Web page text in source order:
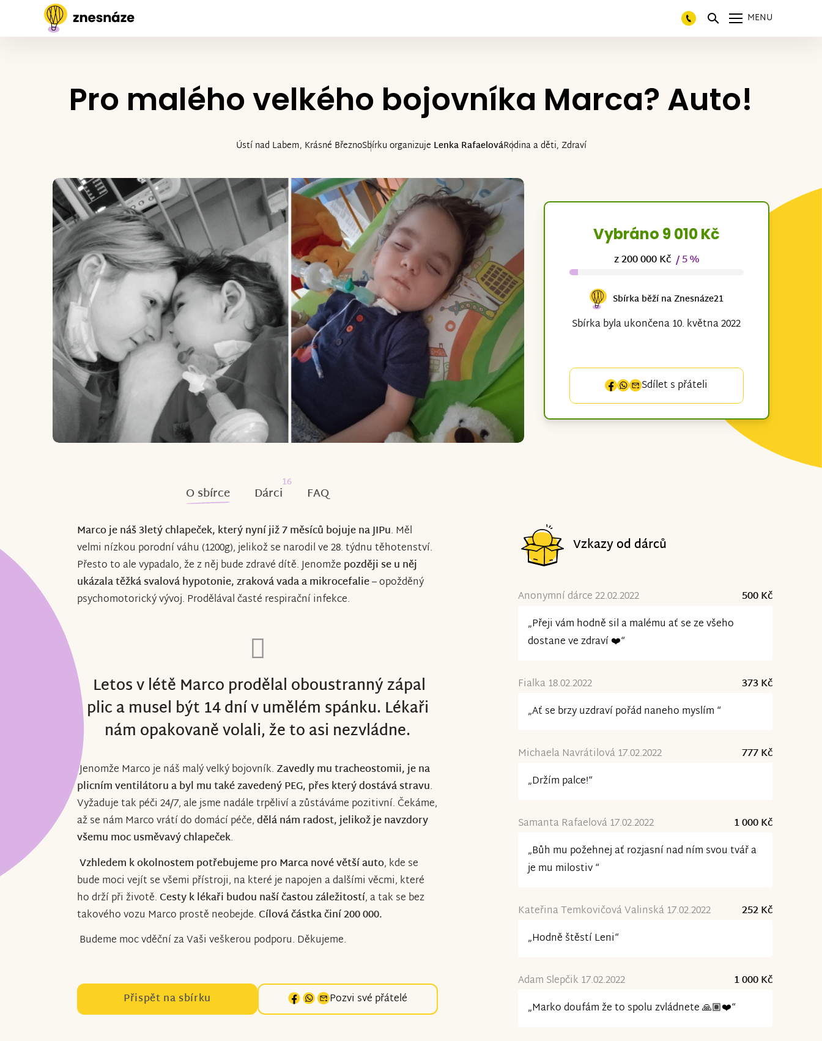
MENU
Pro malého velkého bojovníka Marca? Auto!
Ústí nad Labem, Krásné BřeznoSbírku organizuje Lenka RafaelováRodina a děti, Zdraví
Vybráno 9 010 Kč
z 200 000 Kč / 5 %
Sbírka běží na Znesnáze21
Sbírka byla ukončena 10. května 2022
Sdílet s přáteli
O sbírce Dárci
16
FAQ
Marco je náš 3letý chlapeček, který nyní již 7 měsíců bojuje na JIPu. Měl
velmi nízkou porodní váhu (1200g), jelikož se narodil ve 28. týdnu těhotenství.
Přesto to ale vypadalo, že z něj bude zdravé dítě. Jenomže později se u něj
ukázala těžká svalová hypotonie, zraková vada a mikrocefalie– opožděný
psychomotorický vývoj. Prodělával časté respirační infekce.
Letos v létě Marco prodělal oboustranný zápal
plic a musel být 14 dní v umělém spánku. Lékaři
nám opakovaně volali, že to asi nezvládne.
Jenomže Marco je náš malý velký bojovník. Zavedly mu tracheostomii, je na
plicním ventilátoru a byl mu také zavedený PEG, přes který dostává stravu.
Vyžaduje tak péči 24/7, ale jsme nadále trpěliví a zůstáváme pozitivní. Čekáme,
až se nám Marco vrátí do domácí péče,dělá nám radost, jelikož je navzdory
všemu mocusměvavý chlapeček.
Vzhledem k okolnostem potřebujeme pro Marca nové větší auto, kde se
bude moci vejít se všemi přístroji, na které je napojen a dalšími věcmi, které
ho drží při životě.Cesty k lékaři budou naší častou záležitostí, a tak se bez
takového vozu Marco prostě neobejde.Cílová částka činí 200 000.
Budeme moc vděční za Vaši veškerou podporu. Děkujeme.
Přispět na sbírku Pozvi své přátelé
Vzkazy od dárců
Anonymní dárce 22.02.2022
500 Kč
„Přeji vám hodně sil a malému ať se ze všeho
dostane ve zdraví ❤️“
Fialka 18.02.2022
373 Kč
„Ať se brzy uzdraví pořád naneho myslím “
Michaela Navrátilová 17.02.2022
777 Kč
„Držím palce!“
Samanta Rafaelová 17.02.2022
1 000 Kč
„Bůh mu požehnej ať rozjasní nad ním svou tvář a
je mu milostiv “
Kateřina Temkovičová Valinská 17.02.2022
252 Kč
„Hodně štěstí Leni“
Adam Slepčik 17.02.2022
1 000 Kč
„Marko doufám že to spolu zvládnete 🙏🏽❤️“